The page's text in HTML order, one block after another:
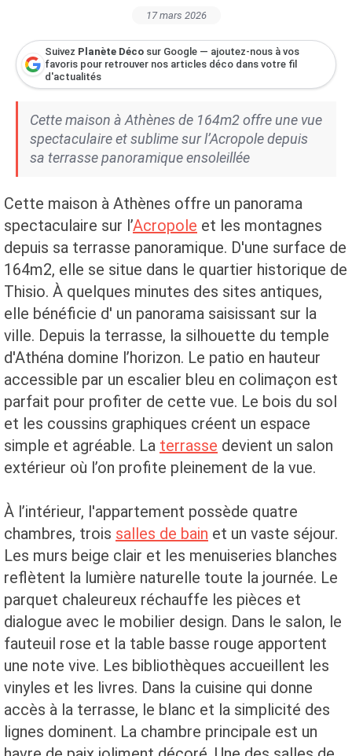
17 mars 2026
Suivez Planète Déco sur Google — ajoutez-nous à vos
favoris pour retrouver nos articles déco dans votre fil
d'actualités
Cette maison à Athènes de 164m2 offre une vue
spectaculaire et sublime sur l’Acropole depuis
sa terrasse panoramique ensoleillée
Cette maison à Athènes offre un panorama
spectaculaire sur l’Acropole et les montagnes
depuis sa terrasse panoramique. D'une surface de
164m2, elle se situe dans le quartier historique de
Thisio. À quelques minutes des sites antiques,
elle bénéficie d' un panorama saisissant sur la
ville. Depuis la terrasse, la silhouette du temple
d'Athéna domine l’horizon. Le patio en hauteur
accessible par un escalier bleu en colimaçon est
parfait pour profiter de cette vue. Le bois du sol
et les coussins graphiques créent un espace
simple et agréable. La terrasse devient un salon
extérieur où l’on profite pleinement de la vue.
À l’intérieur, l'appartement possède quatre
chambres, trois salles de bain et un vaste séjour.
Les murs beige clair et les menuiseries blanches
reflètent la lumière naturelle toute la journée. Le
parquet chaleureux réchauffe les pièces et
dialogue avec le mobilier design. Dans le salon, le
fauteuil rose et la table basse rouge apportent
une note vive. Les bibliothèques accueillent les
vinyles et les livres. Dans la cuisine qui donne
accès à la terrasse, le blanc et la simplicité des
lignes dominent. La chambre principale est un